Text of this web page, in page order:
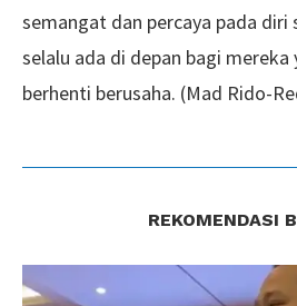
semangat dan percaya pada diri
selalu ada di depan bagi
berhenti berusaha. (Mad Rido-
REKOMENDASI